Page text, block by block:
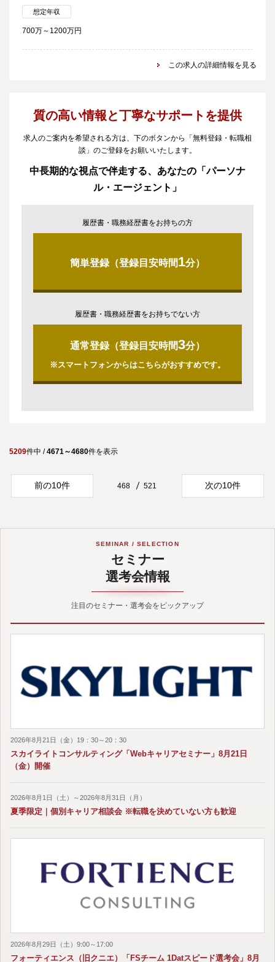
想定年収
700万～1200万円
この求人の詳細情報を見る
質の高い情報と丁寧なサポートを提供
求人のご案内を希望される方は、下のボタンから「無料登録・転職相
談」のご登録をお願いいたします。
中長期的な視点で伴走する、あなたの「パーソナ
ル・エージェント」
履歴書・職務経歴書をお持ちの方
簡単登録（登録目安時間1分）
履歴書・職務経歴書をお持ちでない方
通常登録（登録目安時間3分）
※スマートフォンからはこちらがおすすめです。
5209件中 /4671～4680件を表示
前の10件 468 521 次の10件
SEMINAR / SELECTION
セミナー
選考会情報
注目のセミナー・選考会をピックアップ
2026年8月21日（金）19：30～20：30
スカイライトコンサルティング「Webキャリアセミナー」8月21日
（金）開催
2026年8月1日（土）～2026年8月31日（月）
夏季限定｜個別キャリア相談会 ※転職を決めていない方も歓迎
2026年8月29日（土）9:00～17:00
フォーティエンス（旧クニエ）「FSチーム 1Datスピード選考会」8月